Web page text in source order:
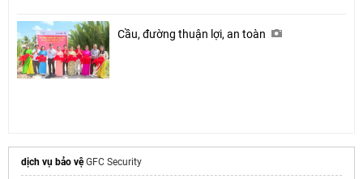
Cầu, đường thuận lợi, an toàn
dịch vụ bảo vệGFC Security